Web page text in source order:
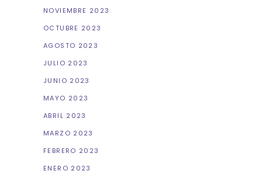
NOVIEMBRE 2023
OCTUBRE 2023
AGOSTO 2023
JULIO 2023
JUNIO 2023
MAYO 2023
ABRIL 2023
MARZO 2023
FEBRERO 2023
ENERO 2023